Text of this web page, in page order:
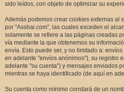
sido leídos, con objeto de optimizar su
Además podemos crear cookies externas al
por "Asshai.com", las cuales exceden el
solamente se refiere a las páginas creadas
vía mediante la que obtenemos su
envía. Esto puede ser, y no limitado a:
en adelante "envíos anónimos"), su registro
adelante "su cuenta") y mensajes enviados
mientras se haya identificado (de aquí en
Su cuenta como mínimo constará de un